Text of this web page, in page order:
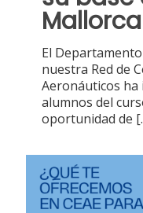
Mallorca
El
nuestra Red de
Aeronáuticos
alumnos del
oportunidad de